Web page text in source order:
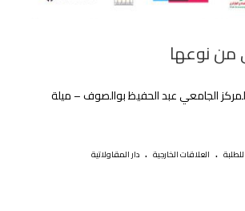
من نوعها
الجامعي عبد الحفيظ بوالصوف – ميلة
. العلاقات الخارجية . دار المقاولاتية